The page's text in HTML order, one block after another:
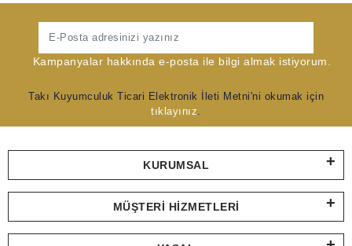
Kampanyalar hakkında e-posta ile bilgi almak istiyorum.
Takı Kuyumculuk Ticari Elektronik İleti Metni'ni okumak için
tıklayınız
KURUMSAL
MÜŞTERI HIZMETLERI